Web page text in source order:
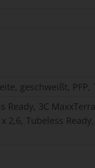
geschweißt, PFP,
Ready, 3C
2,6, Tubeless